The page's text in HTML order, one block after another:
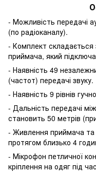
- Можливість передачі
(по радіоканалу).
- Комплект складається
приймача, який
- Наявність 49
(частот) передачі звуку.
- Наявність 9 рівнів
- Дальність передачі
становить 50 метрів
- Живлення приймача та
протягом близько 4
- Мікрофон петличної
кріплення на одяг під